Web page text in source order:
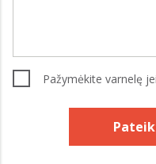
Pažymėkite varnelę